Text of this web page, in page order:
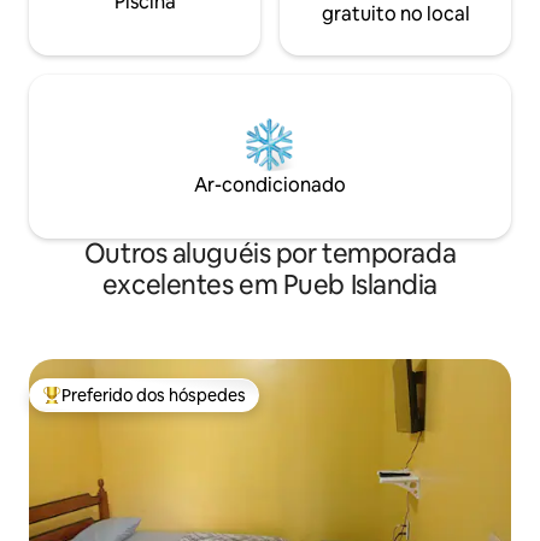
gratuito no local
Ar-condicionado
Outros aluguéis por temporada
excelentes em Pueb Islandia
Entre os melhores preferidos dos hóspedes
Preferido dos hóspedes